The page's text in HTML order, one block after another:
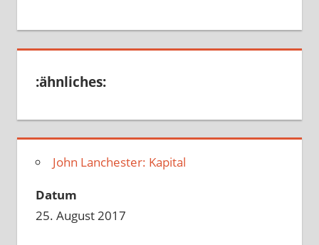
:ähnliches:
John Lanchester: Kapital
Datum
25. August 2017